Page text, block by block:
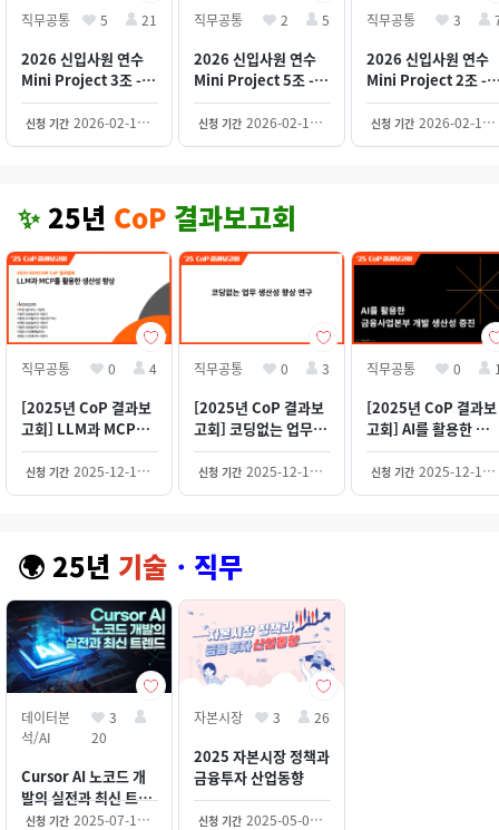
직무공통 5 21
2026 신입사원 연수
Mini Project 3조 -
KosWave (2등)
신청 기간 2026-02-12~2030-12-31
직무공통 2 5
2026 신입사원 연수
Mini Project 5조 -
IPO CHECK
신청 기간 2026-02-12~2030-12-31
직무공통 3
2026 신입사원 연수
Mini Project 2조 -
KoMERIT
신청 기간 2026-02-12~2030-12-31
✨ 25년 CoP 결과보고회
직무공통 0 4
[2025년 CoP 결과보
고회] LLM과 MCP를
활용한 생산성향상
신청 기간 2025-12-15~2030-12-31
직무공통 0 3
[2025년 CoP 결과보
고회] 코딩없는 업무생
산성 향상 및 금융권 활
용방안 연구
신청 기간 2025-12-15~2030-12-31
직무공통 0
[2025년 CoP 결과보
고회] AI를 활용한 금
사업본부 개발 생산성
증진
신청 기간 2025-12-15~2030-12-31
🌍 25년 기술 ・직무
데이터분
석/AI
3
20
Cursor AI 노코드 개
발의 실전과 최신 트렌
드
신청 기간 2025-07-10~2027-12-31
자본시장 3 26
2025 자본시장 정책과
금융투자 산업동향
신청 기간 2025-05-01~2027-12-31